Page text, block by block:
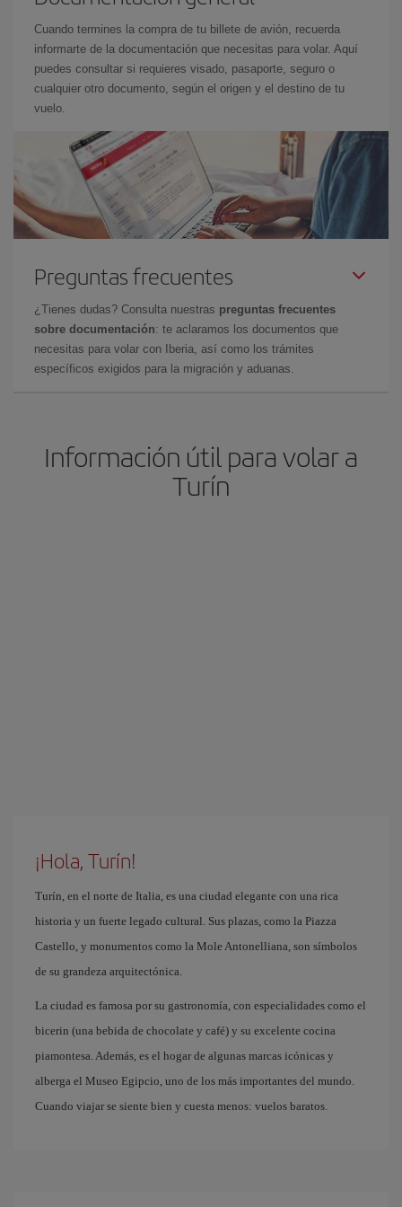
Cuando termines la compra de tu billete de avión, recuerda
informarte de la documentación que necesitas para volar. Aquí
puedes consultar si requieres visado, pasaporte, seguro o
cualquier otro documento, según el origen y el destino de tu
vuelo.
Preguntas frecuentes
¿Tienes dudas? Consulta nuestras preguntas frecuentes
sobre documentación: te aclaramos los documentos que
necesitas para volar con Iberia, así como los trámites
específicos exigidos para la migración y aduanas.
Información útil para volar a
Turín
¡Hola, Turín!
Turín, en el norte de Italia, es una ciudad elegante con una rica
historia y un fuerte legado cultural. Sus plazas, como la Piazza
Castello, y monumentos como la Mole Antonelliana, son símbolos
de su grandeza arquitectónica.
La ciudad es famosa por su gastronomía, con especialidades como el
bicerin (una bebida de chocolate y café) y su excelente cocina
piamontesa. Además, es el hogar de algunas marcas icónicas y
alberga el Museo Egipcio, uno de los más importantes del mundo.
Cuando viajar se siente bien y cuesta menos: vuelos baratos.